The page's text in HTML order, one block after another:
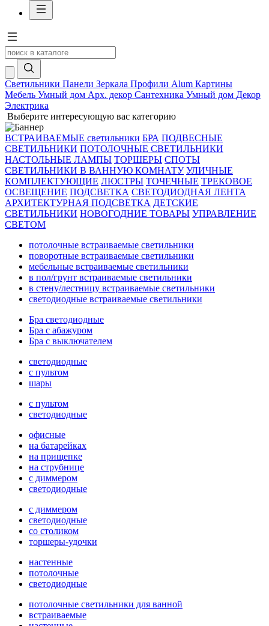
Светильники Панели Зеркала Профили Alum Картины
Мебель Умный дом Арх. декор Сантехника Умный дом Декор
Электрика
Выберите интересующую вас категорию
ВСТРАИВАЕМЫЕ светильники БРА ПОДВЕСНЫЕ
СВЕТИЛЬНИКИ ПОТОЛОЧНЫЕ СВЕТИЛЬНИКИ
НАСТОЛЬНЫЕ ЛАМПЫ ТОРШЕРЫ СПОТЫ
СВЕТИЛЬНИКИ В ВАННУЮ КОМНАТУ УЛИЧНЫЕ
КОМПЛЕКТУЮЩИЕ ЛЮСТРЫ ТОЧЕЧНЫЕ ТРЕКОВОЕ
ОСВЕЩЕНИЕ ПОДСВЕТКА СВЕТОДИОДНАЯ ЛЕНТА
АРХИТЕКТУРНАЯ ПОДСВЕТКА ДЕТСКИЕ
СВЕТИЛЬНИКИ НОВОГОДНИЕ ТОВАРЫ УПРАВЛЕНИЕ
СВЕТОМ
потолочные встраиваемые светильники
поворотные встраиваемые светильники
мебельные встраиваемые светильники
в пол/грунт встраиваемые светильники
в стену/лестницу встраиваемые светильники
светодиодные встраиваемые светильники
Бра светодиодные
Бра с абажуром
Бра с выключателем
светодиодные
с пультом
шары
с пультом
светодиодные
офисные
на батарейках
на прищепке
на струбнице
с диммером
светодиодные
с диммером
светодиодные
со столиком
торшеры-удочки
настенные
потолочные
светодиодные
потолочные светильники для ванной
встраиваемые